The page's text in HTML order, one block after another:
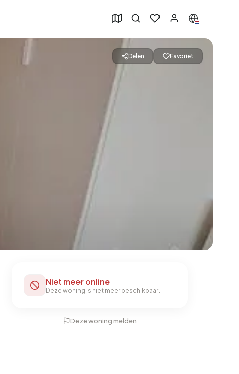
Delen Favoriet
Niet meer online
Deze woning is niet meer beschikbaar.
Deze woning melden